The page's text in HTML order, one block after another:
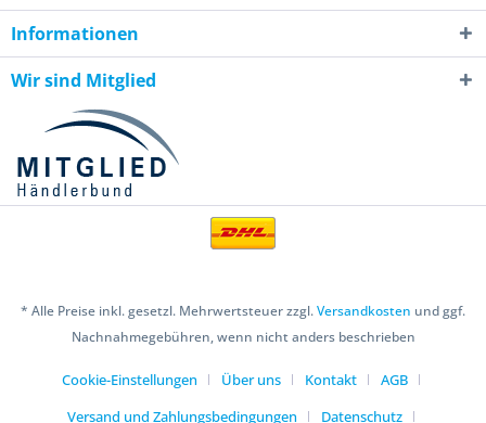
Informationen
Wir sind Mitglied
* Alle Preise inkl. gesetzl. Mehrwertsteuer zzgl.Versandkosten und ggf.
Nachnahmegebühren, wenn nicht anders beschrieben
Cookie-Einstellungen Über uns Kontakt
AGB
Versand und Zahlungsbedingungen
Datenschutz